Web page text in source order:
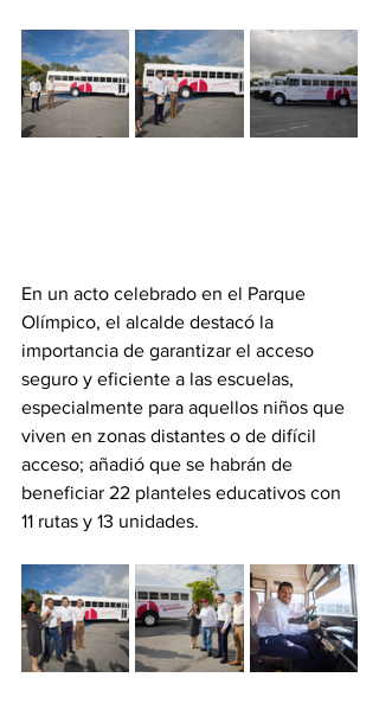
En un acto celebrado en el Parque
Olímpico, el alcalde destacó la
importancia de garantizar el acceso
seguro y eficiente a las escuelas,
especialmente para aquellos niños que
viven en zonas distantes o de difícil
acceso; añadió que se habrán de
beneficiar 22 planteles educativos con
11 rutas y 13 unidades.